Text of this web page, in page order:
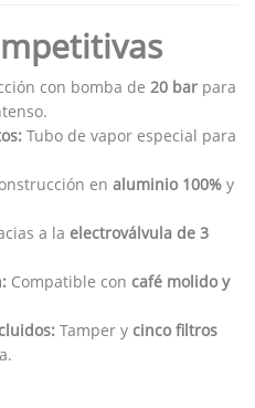
con bomba de 20 bar para
Tubo de vapor especial para
en aluminio 100% y
a la electroválvula de 3
Compatible con café molido y
Tamper y cinco filtros